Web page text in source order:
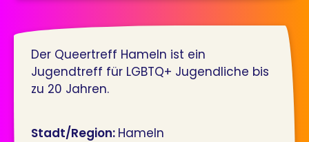
Der Queertreff Hameln ist ein
Jugendtreff für LGBTQ+ Jugendliche bis
zu 20 Jahren.
Stadt/Region: Hameln